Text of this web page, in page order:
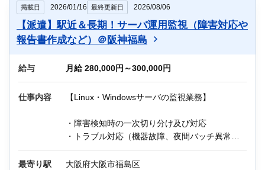
Q：在宅勤務（リモートワーク）はありますか？
A：業務習得後は週1日程度の在宅勤務が可能で
す。
他にもIT関連のお仕事が多数ございます。
掲載日 2026/01/16 最終更新日 2026/08/06
【派遣】駅近＆長期！サーバ運用監視（障害対応や
報告書作成など）＠阪神福島
給与 月給 280,000円～300,000円
仕事内容 【Linux・Windowsサーバの監視業務】
・障害検知時の一次切り分け及び対応
・トラブル対応（機器故障、夜間バッチ異常終
了対応）
・作業依頼受付対応、入退館対応
最寄り駅
大阪府大阪市福島区